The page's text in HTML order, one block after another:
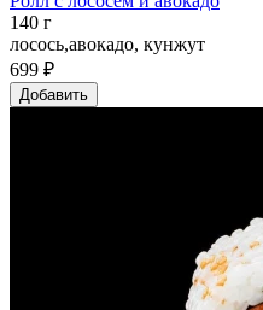
140 г
лосось,авокадо, кунжут
699 ₽
Добавить